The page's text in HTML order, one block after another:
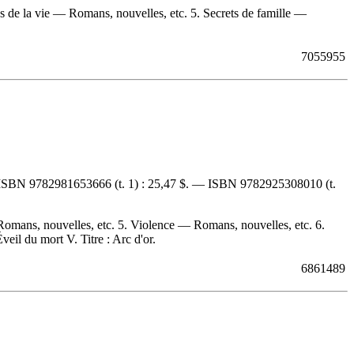
de la vie — Romans, nouvelles, etc. 5. Secrets de famille —
7055955
9782981653666 (t. 1) : 25,47 $. — ISBN 9782925308010 (t.
nouvelles, etc. 5. Violence — Romans, nouvelles, etc. 6.
du mort V. Titre : Arc d'or.
6861489